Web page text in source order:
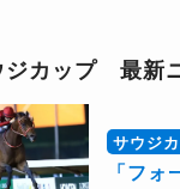
ジカップ 最新
サウジ
「フ